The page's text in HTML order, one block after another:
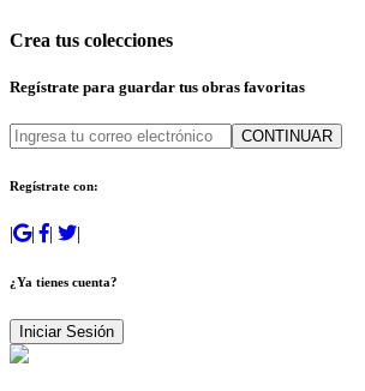
Crea tus colecciones
Regístrate para guardar tus obras favoritas
CONTINUAR
Regístrate con:
| | | |
¿Ya tienes cuenta?
Iniciar Sesión